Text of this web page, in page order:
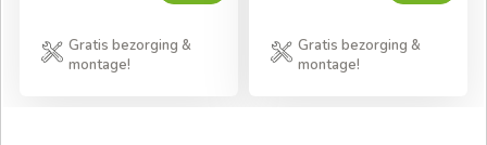
Gratis bezorging &
montage!
Gratis bezorging &
montage!